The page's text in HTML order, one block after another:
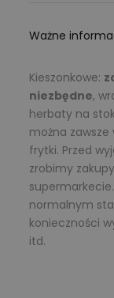
Ważne
Kieszonkowe:
niezbędne,
herbaty na
można
frytki. Przed
zrobimy
supermarkecie.
normalnym
konieczności
itd.